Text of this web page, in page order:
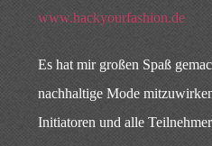
www.hackyourfashion.de
Es hat mir großen Spaß
nachhaltige Mode
Initiatoren und alle